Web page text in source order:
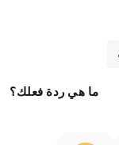
ما هي ردة فعلك؟